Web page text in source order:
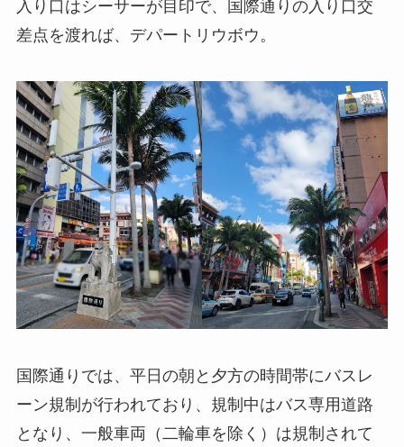
入り口はシーサーが目印で、国際通りの入り口交
差点を渡れば、デパートリウボウ。
国際通りでは、平日の朝と夕方の時間帯にバスレ
ーン規制が行われており、規制中はバス専用道路
となり、一般車両（二輪車を除く）は規制されて